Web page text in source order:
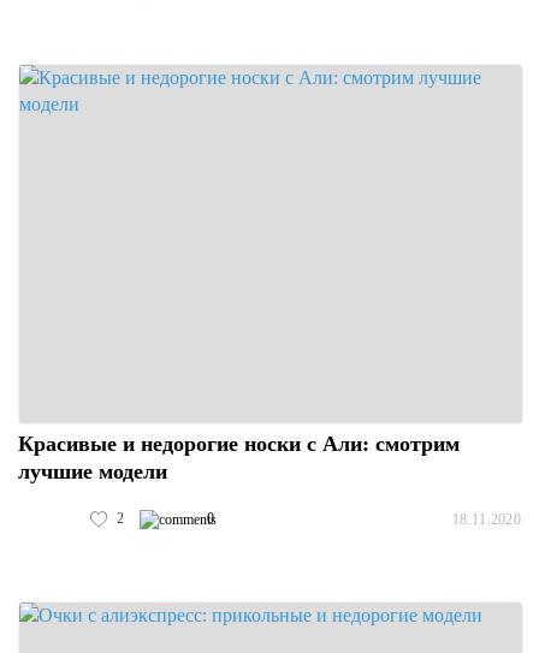
Красивые и недорогие носки с Али: смотрим
лучшие модели
2 0 18.11.2020